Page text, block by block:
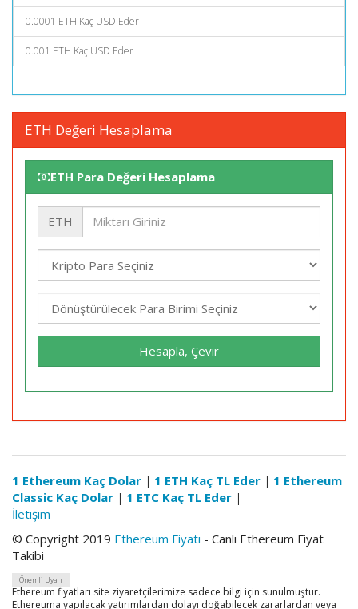
0.0001 ETH Kaç USD Eder
0.001 ETH Kaç USD Eder
ETH Değeri Hesaplama
ETH Para Değeri Hesaplama
ETH
Hesapla, Çevir
1 Ethereum Kaç Dolar | 1 ETH Kaç TL Eder | 1 Ethereum
Classic Kaç Dolar | 1 ETC Kaç TL Eder |
İletişim
© Copyright 2019 Ethereum Fiyatı - Canlı Ethereum Fiyat
Takibi
Önemli Uyarı
Ethereum fiyatları site ziyaretçilerimize sadece bilgi için sunulmuştur.
Ethereuma yapılacak yatırımlardan dolayı doğabilecek zararlardan veya